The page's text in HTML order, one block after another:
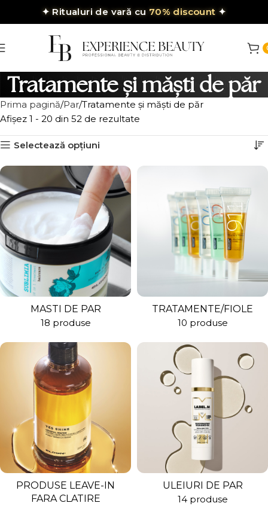
✦ Ritualuri de vară cu 70% discount ✦
Tratamente și măști de păr
Prima pagină Par Tratamente și măști de păr
Afișez 1 - 20 din 52 de rezultate
Selectează opțiuni
MASTI DE PAR
18 produse
TRATAMENTE/FIOLE
10 produse
PRODUSE LEAVE-IN
FARA CLATIRE
ULEIURI DE PAR
14 produse